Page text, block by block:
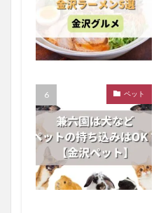
ペット